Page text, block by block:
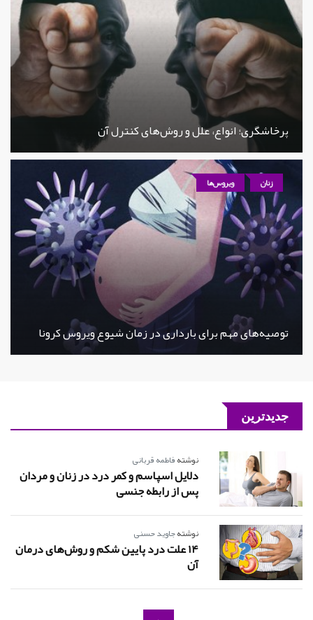
پرخاشگری؛ انواع، علل و روش‌های کنترل آن
زنان ویروس‌ها
توصیه‌های مهم برای بارداری در زمان شیوع ویروس کرونا
جدیدترین
نوشتهفاطمه قربانی
دلایل اسپاسم و کمر درد در زنان و مردان
پس از رابطه جنسی
نوشتهجاوید حسنی
14 علت درد پایین شکم و روش‌های درمان
آن